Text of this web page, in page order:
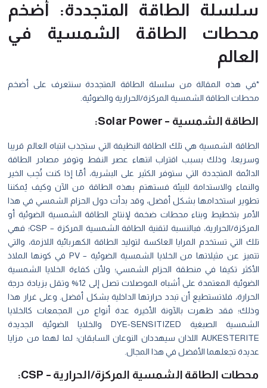
سلسلة الطاقة المتجددة: أضخم
محطات الطاقة الشمسية في
العالم
*في هذه المقالة من سلسلة الطاقة المتجددةسنتعرف على أضخم
محطات الطاقة الشمسية المركزة/الحرارية والضوئية.
الطاقة الشمسية – Solar Power:
الطاقة الشمسية هي تلك الطاقة النظيفة التي ستجذب انتباه العالم قريبا
وسريعا، وذلك بسبب اقتراب انتهاء عصر النفط وتوفر مصادر الطاقة
الدائمة المتجددة التي ستوفر الكثير على البشرية، أمّا إذا كنت تُحِب الخير
والنماء والاستدامة للبيئة فستهتم بهذه الطاقة من الآن وكيف يُمكننا
تطوير استخدامها بشكل أفضل، وقد بدأت دول الحزام الشمسي في هذا
الأمر بتخطيط وبناء محطات ضخمة لإنتاج الطاقة الشمسية الضوئية أو
المركزة/الحرارية، فبالنسبة لتقنية الطاقة الشمسية المركزة – CSP؛ فهي
تلك التي تستخدم المرايا العاكسة لتوليد الطاقة الكهربائية اللازمة، والتي
تتميز عن مثيلاتها من الخلايا الشمسية الضوئية – PV في كونها الملاذ
الأكثر تكيفا في منطقة الحزام الشمسي؛ ولأن كفاءة الخلايا الشمسية
الضوئية المعتمدة على أشباه الموصلات تصل إلى 12% وتقل بزيادة درجة
الحرارة، فلاتستطيع أن تبدد حرارتها الداخلية بشكل أفضل. وعلى غرار هذا
وذلك؛ فقد ظهرت بالآونة الأخيرة عدة أنواع من المجمعات كالخلايا
الشمسية الصبغية DYE-SENSITIZED والخلايا الضوئية الجديدة
AUKESTERITE اللذان سيهددان النوعان السابقان؛ لما لهما من مزايا
عديدة تجعلهما الأفضل في هذا المجال.
محطات الطاقة الشمسية المركزة/الحرارية – CSP: